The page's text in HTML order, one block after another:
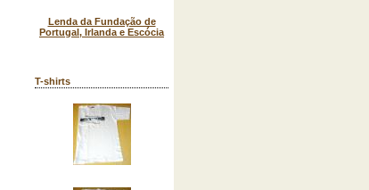
Lenda da Fundação de
Portugal, Irlanda e Escócia
T-shirts